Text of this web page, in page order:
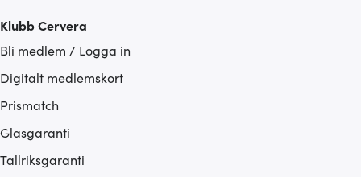
Klubb Cervera
Bli medlem / Logga in
Digitalt medlemskort
Prismatch
Glasgaranti
Tallriksgaranti